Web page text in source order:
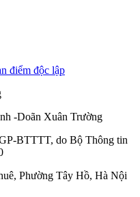
điểm độc lập
-Doãn Xuân Trường
BTTTT, do Bộ Thông tin
Phường Tây Hồ, Hà Nội